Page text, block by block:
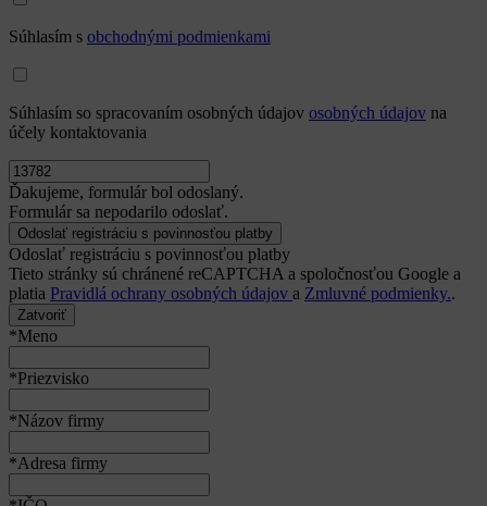
Súhlasím s obchodnými podmienkami
Súhlasím so spracovaním osobných údajov osobných údajov na
účely kontaktovania
Ďakujeme, formulár bol odoslaný.
Formulár sa nepodarilo odoslať.
Odoslať registráciu s povinnosťou platby
Tieto stránky sú chránené reCAPTCHA a spoločnosťou Google a
platia Pravidlá ochrany osobných údajov a Zmluvné podmienky..
Zatvoriť
*Meno
*Priezvisko
*Názov firmy
*Adresa firmy